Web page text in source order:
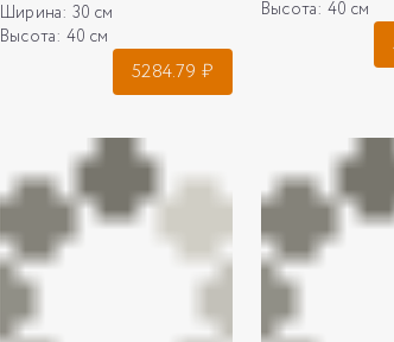
Ширина: 30 см
Высота: 40 см
5284.79 ₽
Высота: 40 см